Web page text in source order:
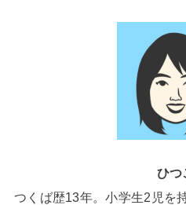
ひつ
つくば歴13年。小学生2児を